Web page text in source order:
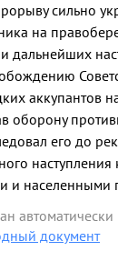
сильно
на
дальнейших
аккупантов
оборону
его до
наступления
и населенными
Болград,
2 сентября
автоматически
документ